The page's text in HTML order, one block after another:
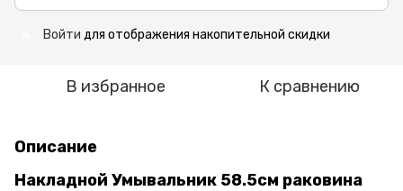
Войти для отображения накопительной скидки
В избранное К сравнению
Описание
Накладной Умывальник 58.5см раковина